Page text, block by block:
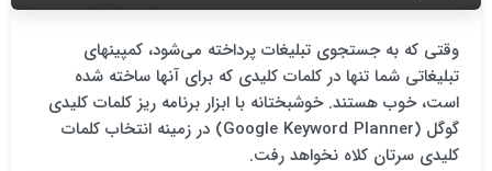
وقتی که به جستجوی تبلیغات پرداخته می‌شود، کمپینهای
تبلیغاتی شما تنها در کلمات کلیدی که برای آنها ساخته شده
است، خوب هستند. خوشبختانه با ابزار برنامه ریز کلمات کلیدی
گوگل (Google Keyword Planner) در زمینه انتخاب کلمات
کلیدی سرتان کلاه نخواهد رفت.